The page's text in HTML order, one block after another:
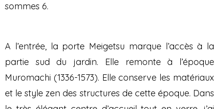
sommes 6.
A l’entrée, la porte Meigetsu marque l’accès à la
partie sud du jardin. Elle remonte à l’époque
Muromachi (1336-1573). Elle conserve les matériaux
et le style zen des structures de cette époque. Dans